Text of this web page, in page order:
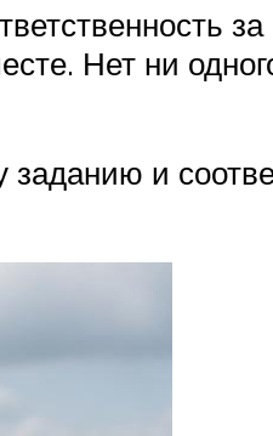
за
Нет ни
заданию и